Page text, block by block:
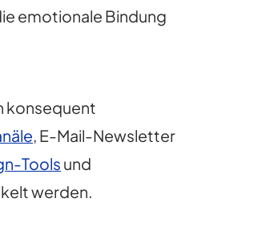
emotionale Bindung
konsequent
, E-Mail-Newsletter
Tools und
werden.